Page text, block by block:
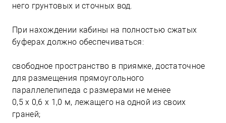
него грунтовых и сточных вод.
При нахождении кабины на полностью сжатых
буферах должно обеспечиваться:
свободное пространство в приямке, достаточное
для размещения прямоугольного
параллелепипеда с размерами не менее
0,5 х 0,6 х 1,0 м, лежащего на одной из своих
граней;